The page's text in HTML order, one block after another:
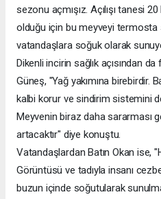
sezonu açmışız. Açılışı tanesi
olduğu için bu meyveyi
vatandaşlara soğuk olarak
Dikenli incirin sağlık açısından
Güneş, "Yağ yakımına birebirdir.
kalbi korur ve sindirim sistemini
Meyvenin biraz daha sararması
artacaktır" diye konuştu.
Vatandaşlardan Batın Okan ise,
Görüntüsü ve tadıyla insanı
buzun içinde soğutularak